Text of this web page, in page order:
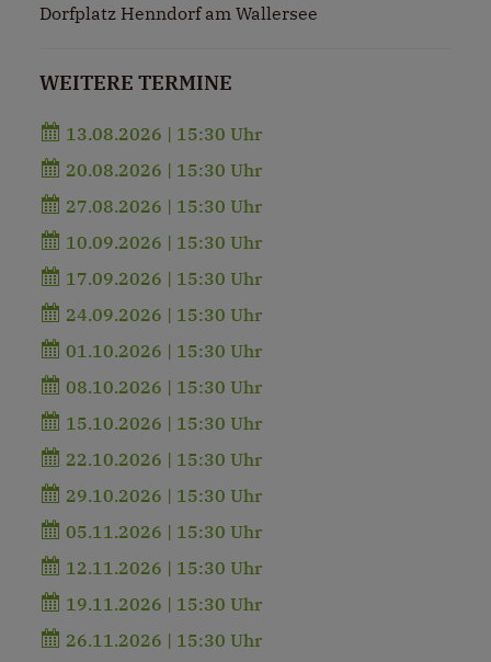
Dorfplatz Henndorf am Wallersee
WEITERE TERMINE
13.08.2026 | 15:30 Uhr
20.08.2026 | 15:30 Uhr
27.08.2026 | 15:30 Uhr
10.09.2026 | 15:30 Uhr
17.09.2026 | 15:30 Uhr
24.09.2026 | 15:30 Uhr
01.10.2026 | 15:30 Uhr
08.10.2026 | 15:30 Uhr
15.10.2026 | 15:30 Uhr
22.10.2026 | 15:30 Uhr
29.10.2026 | 15:30 Uhr
05.11.2026 | 15:30 Uhr
12.11.2026 | 15:30 Uhr
19.11.2026 | 15:30 Uhr
26.11.2026 | 15:30 Uhr